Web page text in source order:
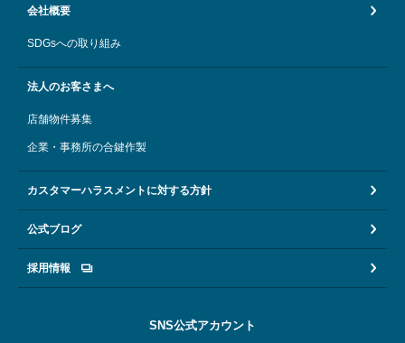
会社概要
SDGsへの取り組み
法人のお客さまへ
店舗物件募集
企業・事務所の合鍵作製
カスタマーハラスメントに対する方針
公式ブログ
採用情報
SNS公式アカウント